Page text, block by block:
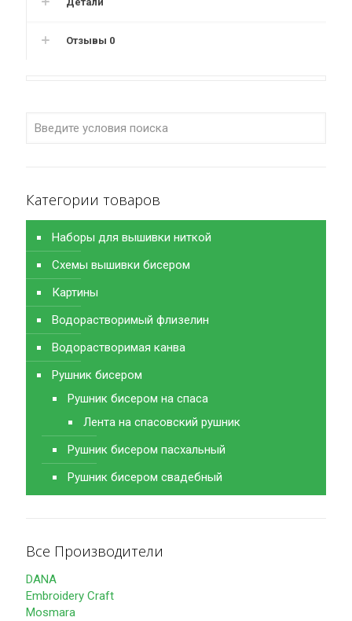
Отзывы 0
Категории товаров
Наборы для вышивки ниткой
Схемы вышивки бисером
Картины
Водорастворимый флизелин
Водорастворимая канва
Рушник бисером
Рушник бисером на спаса
Лента на спасовский рушник
Рушник бисером пасхальный
Рушник бисером свадебный
Все Производители
DANA
Embroidery Craft
Mosmara